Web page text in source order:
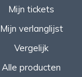
Mijn tickets
Mijn verlanglijst
Vergelijk
Alle producten